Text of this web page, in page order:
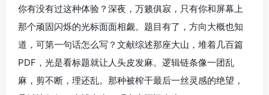
你有没有过这种体验？深夜，万籁俱寂，只有你和屏幕上
那个顽固闪烁的光标面面相觑。题目有了，方向大概也知
道，可第一句话怎么写？文献综述那座大山，堆着几百篇
PDF，光是看标题就让人头皮发麻。逻辑链条像一团乱
麻，剪不断，理还乱。那种被榨干最后一丝灵感的绝望，